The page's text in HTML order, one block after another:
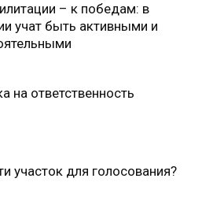
– к победам: в
учат быть активными и
на ответственность
участок для голосования?